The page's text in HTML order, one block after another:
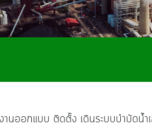
านออกแบบ ติดตั้ง เดินระบบบำบัด